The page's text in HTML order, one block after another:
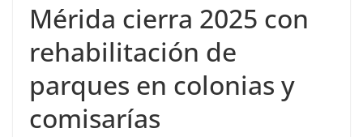
Mérida cierra 2025 con
rehabilitación de
parques en colonias y
comisarías